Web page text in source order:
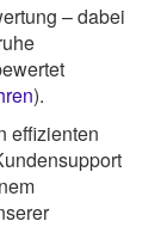
– dabei
).
effizienten